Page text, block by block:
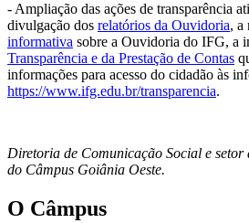
- Ampliação das ações de transparência
divulgação dos relatórios da Ouvidoria, a
informativa sobre a Ouvidoria do IFG, a
Transparência e da Prestação de Contas
informações para acesso do cidadão às
https://www.ifg.edu.br/transparencia.
Diretoria de Comunicação Social e setor
do Câmpus Goiânia Oeste.
O Câmpus